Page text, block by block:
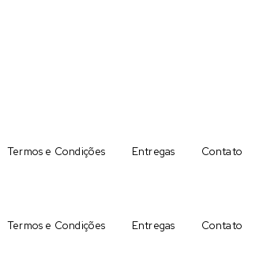
Termos e Condições Entregas Contato
Termos e Condições Entregas Contato